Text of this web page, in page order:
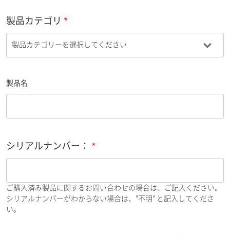
製品カテゴリ
製品名
シリアルナンバー：
ご購入済み製品に関するお問い合わせの場合は、ご記入ください。
シリアルナンバーがわからない場合は、"不明" と記入してくださ
い。